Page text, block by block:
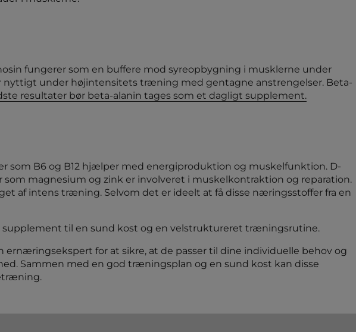
fungerer som en buffere mod syreopbygning i musklerne under
under højintensitets træning med gentagne anstrengelser. Beta-
resultater bør beta-alanin tages som et dagligt supplement.
som B6 og B12 hjælper med energiproduktion og muskelfunktion. D-
magnesium og zink er involveret i muskelkontraktion og reparation.
af intens træning. Selvom det er ideelt at få disse næringsstoffer fra en
til en sund kost og en velstruktureret træningsrutine.
for at sikre, at de passer til dine individuelle behov og
Sammen med en god træningsplan og en sund kost kan disse